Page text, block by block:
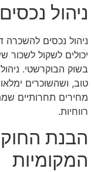
ניהול
ניהול נכסים
יכולים לשקול לשכור
בשוק הבוקרשטי.
טוב, ושהשוכרים
מחירים תחרותיים
רווחיות.
הבנת
המקומיות